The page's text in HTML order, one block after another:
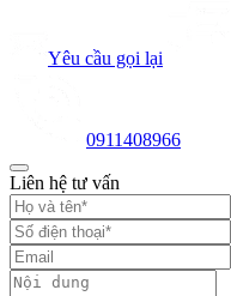
Yêu cầu gọi lại
0911408966
Liên hệ tư vấn